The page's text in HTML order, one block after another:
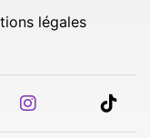
légales
instagram